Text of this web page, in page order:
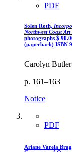
PDF
Solen Roth,
Northwest Coast
photographs $
(paperback) ISBN
Carolyn
p. 161–163
Notice
PDF
Ariane Varela